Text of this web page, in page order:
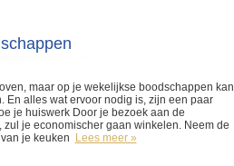
maar op je wekelijkse boodschappen kan
En alles wat ervoor nodig is, zijn een paar
je huiswerk Door je bezoek aan de
je economischer gaan winkelen. Neem de
je keuken
Lees meer »